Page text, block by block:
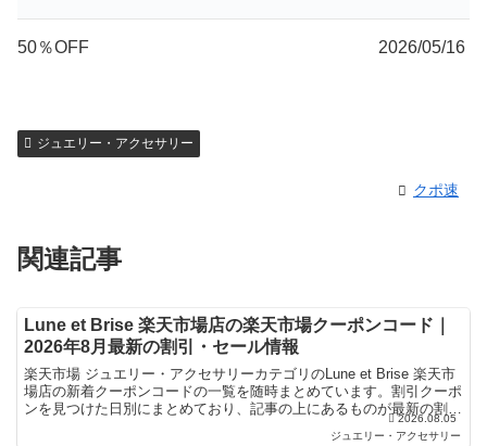
50％OFF 2026/05/16
ジュエリー・アクセサリー
クポ速
関連記事
Lune et Brise 楽天市場店の楽天市場クーポンコード｜
2026年8月最新の割引・セール情報
楽天市場 ジュエリー・アクセサリーカテゴリのLune et Brise 楽天市
場店の新着クーポンコードの一覧を随時まとめています。割引クーポ
ンを見つけた日別にまとめており、記事の上にあるものが最新の割引
2026.08.05
ジュエリー・アクセサリー